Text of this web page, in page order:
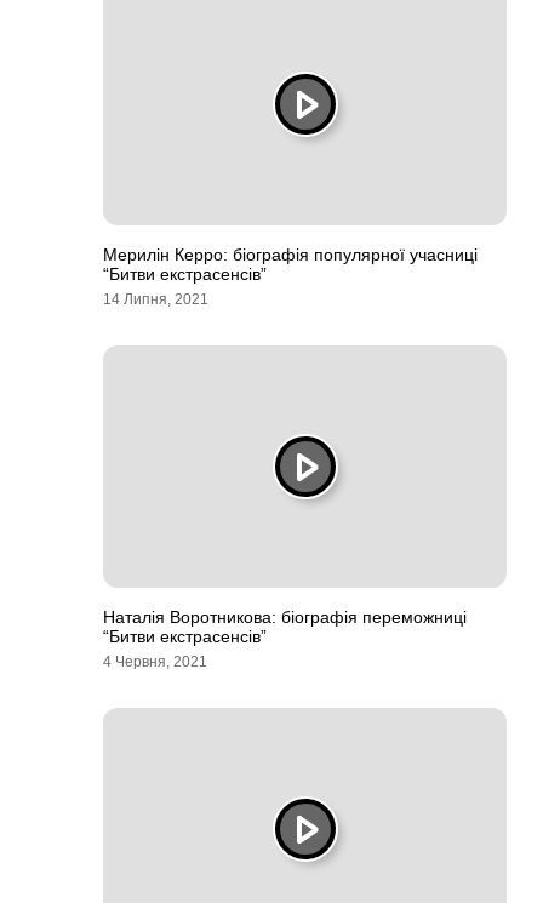
Мерилін Керро: біографія популярної учасниці
“Битви екстрасенсів”
14 Липня, 2021
Наталія Воротникова: біографія переможниці
“Битви екстрасенсів”
4 Червня, 2021